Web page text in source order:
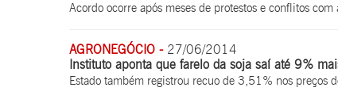
Acordo ocorre após meses de protestos e conflitos com
AGRONEGÓCIO - 27/06/2014
Instituto aponta que farelo da soja saí até 9%
Estado também registrou recuo de 3,51% nos preços